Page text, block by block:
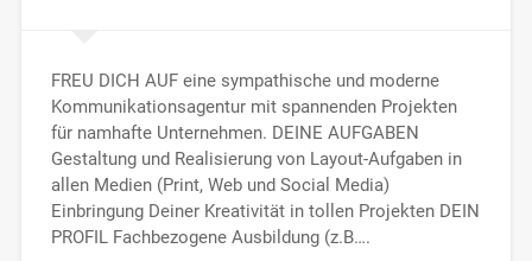
FREU DICH AUF eine sympathische und moderne
Kommunikationsagentur mit spannenden Projekten
für namhafte Unternehmen. DEINE AUFGABEN
Gestaltung und Realisierung von Layout-Aufgaben in
allen Medien (Print, Web und Social Media)
Einbringung Deiner Kreativität in tollen Projekten DEIN
PROFIL Fachbezogene Ausbildung (z.B….